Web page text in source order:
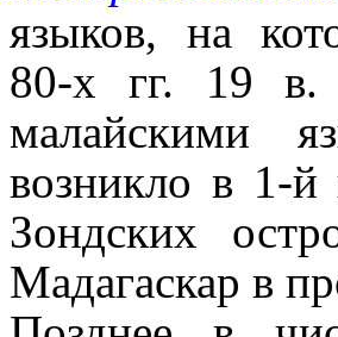
языков, на
80‑х гг. 19 в.
малайскими
возникло в
Зондских
Мадагаскар в